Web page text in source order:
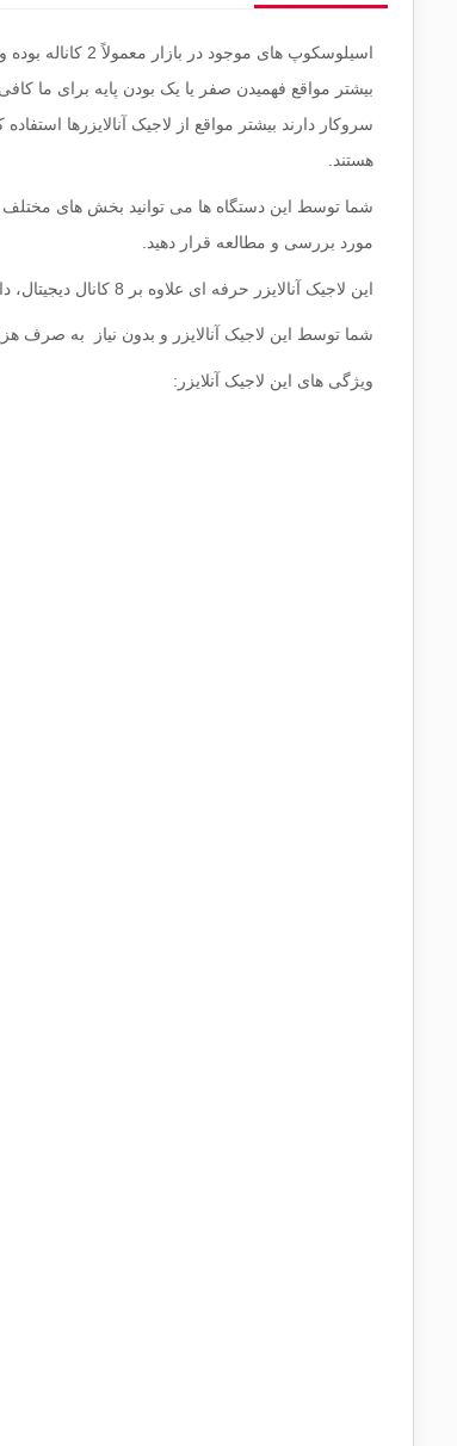
بیشتر مواقع فهمیدن صفر یا یک بودن پایه برای ما
سروکار دارند بیشتر مواقع از لاجیک آنالایزرها
هستند.
شما توسط این دستگاه ها می توانید بخش های مختلف
مورد بررسی و مطالعه قرار دهید.
این لاجیک آنالایزر حرفه ای علاوه بر 8 کانال دیجیتال، دارای 2 کانال آنالوگ هم بوده که می توانند در موارد مورد نیاز در مدارات شما به کار گیرند.
شما توسط این لاجیک آنالایزر و بدون نیاز به صرف
ویژگی های این لاجیک آنلایزر: